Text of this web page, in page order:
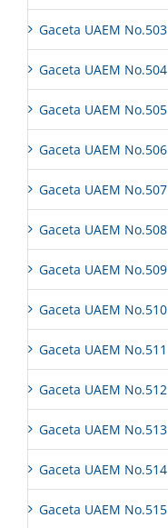
Gaceta UAEM No.503
Gaceta UAEM No.504
Gaceta UAEM No.505
Gaceta UAEM No.506
Gaceta UAEM No.507
Gaceta UAEM No.508
Gaceta UAEM No.509
Gaceta UAEM No.510
Gaceta UAEM No.511
Gaceta UAEM No.512
Gaceta UAEM No.513
Gaceta UAEM No.514
Gaceta UAEM No.515